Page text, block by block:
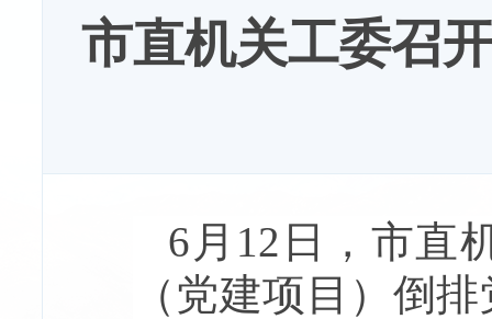
市直机关工委召
6月12日，市直
（党建项目）倒